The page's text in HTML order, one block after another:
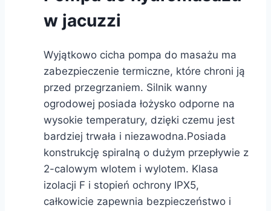
w jacuzzi
Wyjątkowo cicha pompa do masażu ma
zabezpieczenie termiczne, które chroni ją
przed przegrzaniem. Silnik wanny
ogrodowej posiada łożysko odporne na
wysokie temperatury, dzięki czemu jest
bardziej trwała i niezawodna.Posiada
konstrukcję spiralną o dużym przepływie z
2-calowym wlotem i wylotem. Klasa
izolacji F i stopień ochrony IPX5,
całkowicie zapewnia bezpieczeństwo i